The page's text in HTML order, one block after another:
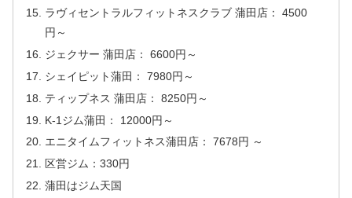
ラヴィセントラルフィットネスクラブ 蒲田店： 4500
円～
ジェクサー 蒲田店： 6600円～
シェイピット蒲田： 7980円～
ティップネス 蒲田店： 8250円～
K-1ジム蒲田： 12000円～
エニタイムフィットネス蒲田店： 7678円 ～
区営ジム：330円
蒲田はジム天国